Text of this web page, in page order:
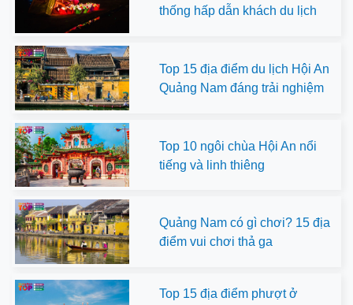
thống hấp dẫn khách du lịch
Top 15 địa điểm du lịch Hội An
Quảng Nam đáng trải nghiệm
Top 10 ngôi chùa Hội An nổi
tiếng và linh thiêng
Quảng Nam có gì chơi? 15 địa
điểm vui chơi thả ga
Top 15 địa điểm phượt ở